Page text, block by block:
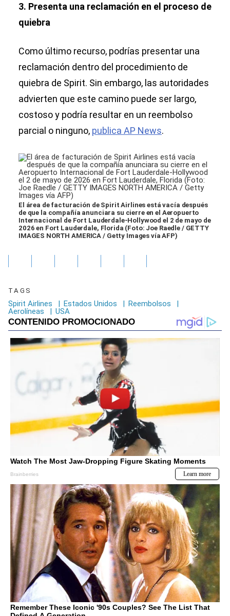
3. Presenta una reclamación en el proceso de
quiebra
Como último recurso, podrías presentar una
reclamación dentro del procedimiento de
quiebra de Spirit. Sin embargo, las autoridades
advierten que este camino puede ser largo,
costoso y podría resultar en un reembolso
parcial o ninguno, publica AP News.
El área de facturación de Spirit Airlines está vacía después
de que la compañía anunciara su cierre en el Aeropuerto
Internacional de Fort Lauderdale-Hollywood el 2 de mayo de
2026 en Fort Lauderdale, Florida (Foto: Joe Raedle / GETTY
IMAGES NORTH AMERICA / Getty Images vía AFP)
TAGS
Spirit Airlines | Estados Unidos | Reembolsos
|
Aerolíneas
| USA